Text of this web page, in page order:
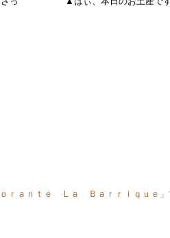
ｒａｎｔｅ Ｌａ Ｂａｒｒｉｑｕｅ」